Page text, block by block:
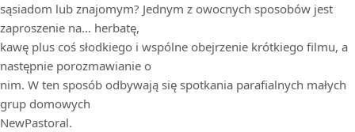
sąsiadom lub znajomym? Jednym z owocnych sposobów jest
zaproszenie na… herbatę,
kawę plus coś słodkiego i wspólne obejrzenie krótkiego filmu, a
następnie porozmawianie o
nim. W ten sposób odbywają się spotkania parafialnych małych
grup domowych
NewPastoral.